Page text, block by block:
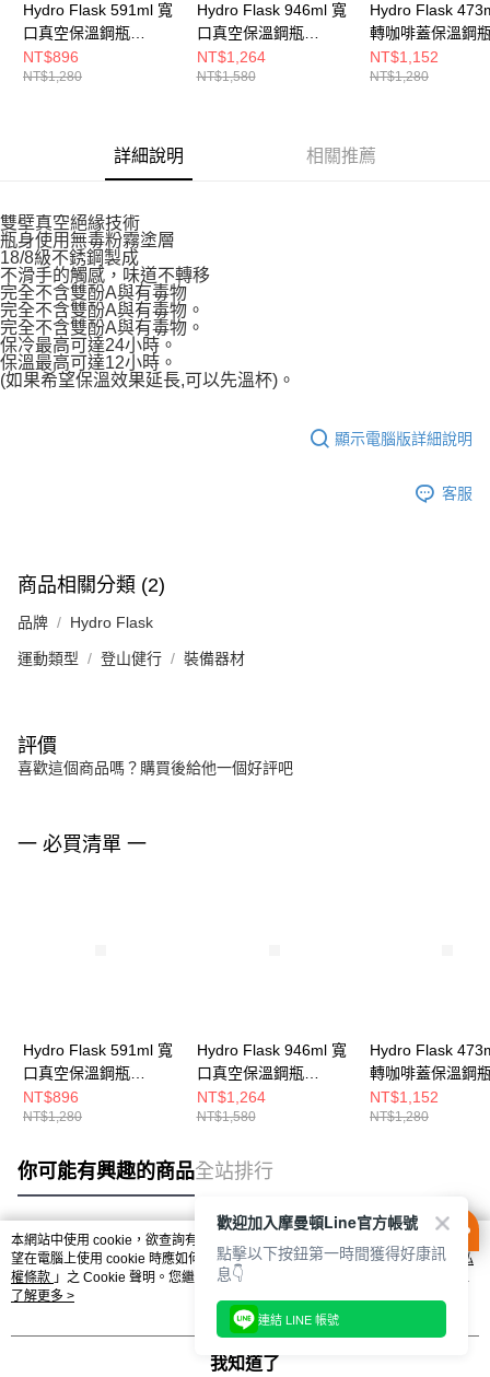
Hydro Flask 591ml 寬
口真空保溫鋼瓶
HFW20BTS415
NT$896
NT$1,280
Hydro Flask 946ml 寬
口真空保溫鋼瓶
HFW32BTS110
NT$1,264
NT$1,580
Hydro Flask
轉咖啡蓋保溫鋼
HFW16BCX001
NT$1,152
NT$1,280
詳細說明 相關推薦
雙壁真空絕緣技術
瓶身使用無毒粉霧塗層
18/8級不銹鋼製成
不滑手的觸感，味道不轉移
完全不含雙酚A與有毒物
完全不含雙酚A與有毒物。
完全不含雙酚A與有毒物。
保冷最高可達24小時。
保溫最高可達12小時。
(如果希望保溫效果延長,可以先溫杯)。
顯示電腦版詳細說明
客服
商品相關分類 (2)
品牌 Hydro Flask
運動類型 登山健行 裝備器材
評價
喜歡這個商品嗎？購買後給他一個好評吧
一 必買清單 一
Hydro Flask 591ml 寬
口真空保溫鋼瓶
HFW20BTS415
NT$896
NT$1,280
Hydro Flask 946ml 寬
口真空保溫鋼瓶
HFW32BTS110
NT$1,264
NT$1,580
Hydro Flask
轉咖啡蓋保溫鋼
HFW16BCX001
NT$1,152
NT$1,280
你可能有興趣的商品全站排行
熱門標籤
本網站中使用 cookie，欲查詢有關本網站使用 cookie 方式之詳情，及若您不希
望在電腦上使用 cookie 時應如何變更電腦的 cookie 設定，請參閱本網站「
隱私
權條款 」之 Cookie 聲明。您繼續使用本網站即表示您同意本公司得按本網站使
用條款之 Cookie 聲明使用 cookie。
了解更多 >
我知道了
歡迎加入摩曼頓Line官方帳號
點擊以下按鈕第一時間獲得好康訊
息👇
連結 LINE 帳號